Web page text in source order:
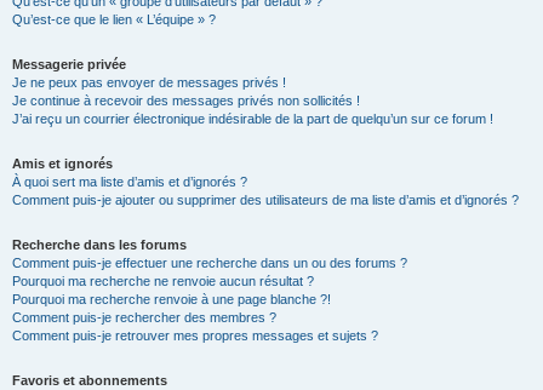
Qu’est-ce que le lien « L’équipe » ?
Messagerie privée
Je ne peux pas envoyer de messages privés !
Je continue à recevoir des messages privés non sollicités !
J’ai reçu un courrier électronique indésirable de la part de quelqu’un sur ce forum !
Amis et ignorés
À quoi sert ma liste d’amis et d’ignorés ?
Comment puis-je ajouter ou supprimer des utilisateurs de ma liste d’amis et d’ignorés ?
Recherche dans les forums
Comment puis-je effectuer une recherche dans un ou des forums ?
Pourquoi ma recherche ne renvoie aucun résultat ?
Pourquoi ma recherche renvoie à une page blanche ?!
Comment puis-je rechercher des membres ?
Comment puis-je retrouver mes propres messages et sujets ?
Favoris et abonnements